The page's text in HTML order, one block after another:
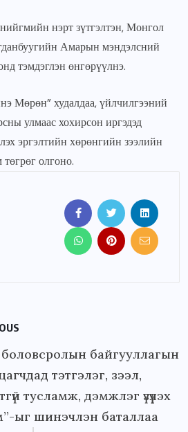
нэрт зүтгэлтэн, Монгол
Амарын мэндэлсний
тэмдэглэн өнгөрүүлнэ.
Мөрөн” худалдаа, үйлчилгээний
улмаас хохирсон иргэдэд
эргэлтийн хөрөнгийн зээлийн
төгрөг олгоно.
боловсролын байгууллагын
тэтгэлэг, зээл,
тусламж, дэмжлэг үзүүлэх
ыг шинэчлэн баталлаа